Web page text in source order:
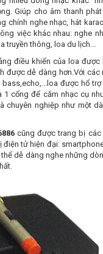
Giúp cho âm thanh
chính nghe nhạc, hát
việc khác nhau: nghe
truyền thông, loa du lịch...
điều khiển của loa được
được dễ dàng hơn.Với các
được hổ
cổng để cắm nhạc cụ
chuyên nghiệp như một
cũng được trang bị các
tử hiện đại:
dễ dàng nghe những